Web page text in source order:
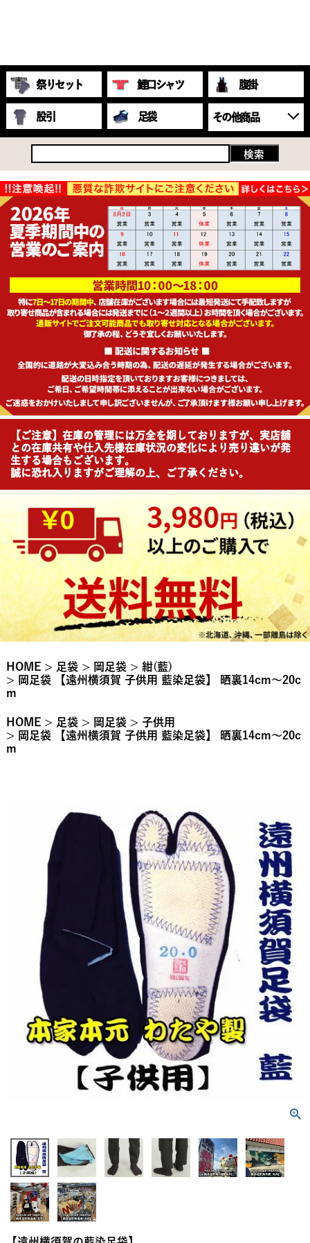
祭りセット 鯉口シャツ 腹掛
股引 足袋 その他商品
【ご注意】在庫の管理には万全を期しておりますが、実店舗
との在庫共有や仕入先様在庫状況の変化により売り違いが発
生する場合もございます。
誠に恐れ入りますがご理解の上、ご了承ください。
HOME 足袋 岡足袋
紺(藍)
岡足袋 【遠州横須賀 子供用 藍染足袋】 晒裏14cm～20c
m
HOME 足袋 岡足袋
子供用
岡足袋 【遠州横須賀 子供用 藍染足袋】 晒裏14cm～20c
m